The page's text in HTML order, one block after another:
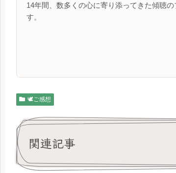
14年間、数多くの心に寄り添ってきた傾聴
す。
🕊️ご感想
関連記事